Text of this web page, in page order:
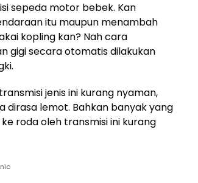
sepeda motor bebek. Kan
itu maupun menambah
kopling kan? Nah cara
gigi secara otomatis dilakukan
jenis ini kurang nyaman,
dirasa lemot. Bahkan banyak yang
roda oleh transmisi ini kurang